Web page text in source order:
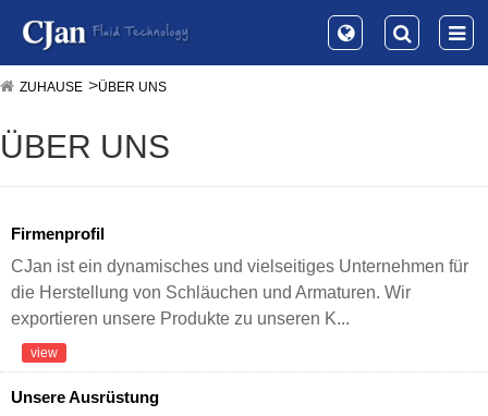
ZUHAUSE ÜBER UNS
ÜBER UNS
Firmenprofil
CJan ist ein dynamisches und vielseitiges Unternehmen für
die Herstellung von Schläuchen und Armaturen. Wir
exportieren unsere Produkte zu unseren K...
view
Unsere Ausrüstung